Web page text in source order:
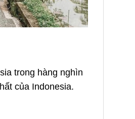
trong hàng nghìn
của Indonesia.